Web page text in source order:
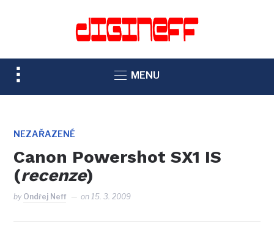
TOGGLE
SIDEBAR
NAVIGATION
MENU
NEZAŘAZENÉ
Canon Powershot SX1 IS
(recenze)
by Ondřej Neff on15. 3. 2009